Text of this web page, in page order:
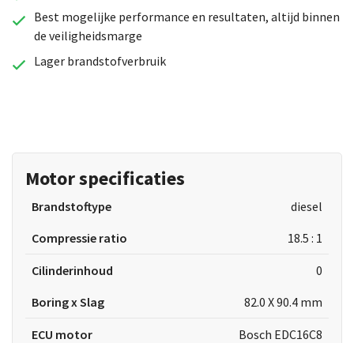
Best mogelijke performance en resultaten, altijd binnen
de veiligheidsmarge
Lager brandstofverbruik
Motor specificaties
Brandstoftype
diesel
Compressie ratio
18.5 : 1
Cilinderinhoud
0
Boring x Slag
82.0 X 90.4 mm
ECU motor
Bosch EDC16C8